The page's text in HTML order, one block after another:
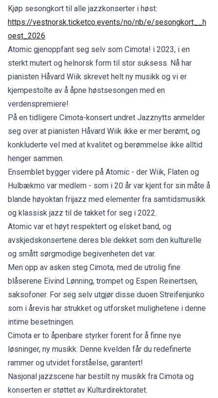
Kjøp sesongkort til alle jazzkonserter i høst:
https://vestnorsk.ticketco.events/no/nb/e/sesongkort__h
oest_2026
Atomic gjenoppfant seg selv som Cimota! i 2023, i en
sterkt mutert og helnorsk form til stor suksess. Nå har
pianisten Håvard Wiik skrevet helt ny musikk og vi er
kjempestolte av å åpne høstsesongen med en
verdenspremiere!
På en tidligere Cimota-konsert undret Jazznytts anmelder
seg over at pianisten Håvard Wiik ikke er mer berømt, og
konkluderte vel med at kvalitet og berømmelse ikke alltid
henger sammen.
Ensemblet bygger videre på Atomic - der Wiik, Flaten og
Hulbækmo var medlem - som i 20 år var kjent for sin måte å
blande høyoktan frijazz med elementer fra samtidsmusikk
og klassisk jazz til de takket for seg i 2022.
Atomic var et høyt respektert og elsket band, og
avskjedskonsertene deres ble dekket som den kulturelle
og smått sørgmodige begivenheten det var.
Men opp av asken steg Cimota, med de utrolig fine
blåserene Eivind Lønning, trompet og Espen Reinertsen,
saksofoner. For seg selv utgjør disse duoen Streifenjunko
som i årevis har strukket og utforsket mulighetene i denne
intime besetningen.
Cimota er to åpenbare styrker forent for å finne nye
løsninger, ny musikk. Denne kvelden får du redefinerte
rammer og utvidet forståelse, garantert!
Nasjonal jazzscene har bestilt ny musikk fra Cimota og
konserten er støttet av Kulturdirektoratet.